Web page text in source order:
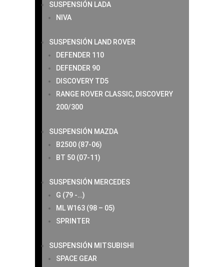
SUSPENSIÓN LADA
NIVA
SUSPENSIÓN LAND ROVER
DEFENDER 110
DEFENDER 90
DISCOVERY TD5
RANGE ROVER CLASSIC, DISCOVERY
200/300
SUSPENSIÓN MAZDA
B2500 (87-06)
BT 50 (07-11)
SUSPENSIÓN MERCEDES
G (79 -…)
ML W163 (98 – 05)
SPRINTER
SUSPENSIÓN MITSUBISHI
SPACE GEAR